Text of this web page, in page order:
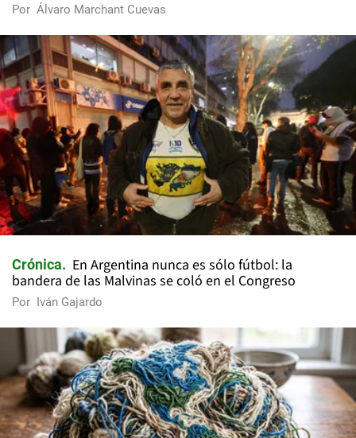
Por Álvaro Marchant Cuevas
Crónica
En Argentina nunca es sólo fútbol: la
bandera de las Malvinas se coló en el Congreso
Por Iván Gajardo